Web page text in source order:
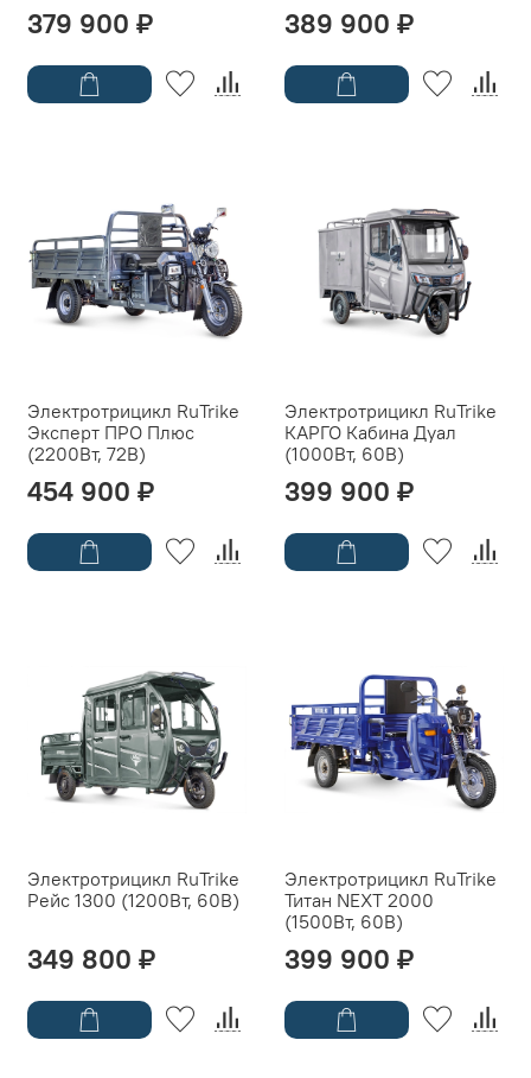
379 900 ₽ 389 900 ₽
Электротрицикл RuTrike
Эксперт ПРО Плюс
(2200Вт, 72B)
454 900 ₽
Электротрицикл RuTrike
КАРГО Кабина Дуал
(1000Вт, 60B)
399 900 ₽
Электротрицикл RuTrike
Рейс 1300 (1200Вт, 60B)
349 800 ₽
Электротрицикл RuTrike
Титан NEXT 2000
(1500Вт, 60B)
399 900 ₽